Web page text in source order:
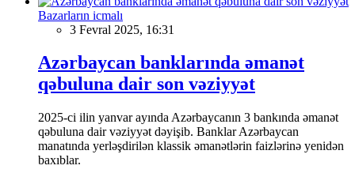
Bazarların icmalı
3 Fevral 2025, 16:31
Azərbaycan banklarında əmanət
qəbuluna dair son vəziyyət
2025-ci ilin yanvar ayında Azərbaycanın 3 bankında əmanət
qəbuluna dair vəziyyət dəyişib. Banklar Azərbaycan
manatında yerləşdirilən klassik əmanətlərin faizlərinə yenidən
baxıblar.